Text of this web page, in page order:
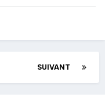
SUIVANT